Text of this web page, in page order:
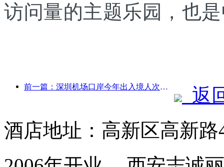
访问量的主题乐园，也
前一篇：深圳机场口岸今年出入境人次突破300万，创历史同期新高
返
酒店地址：高新区高新路